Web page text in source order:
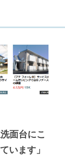
面台にこ
います」